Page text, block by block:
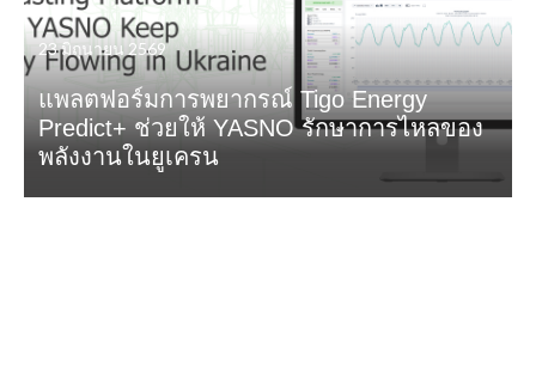
23 มิถุนายน 2569
แพลตฟอร์มการพยากรณ์ Tigo Energy
Predict+ ช่วยให้ YASNO รักษาการไหลของ
พลังงานในยูเครน